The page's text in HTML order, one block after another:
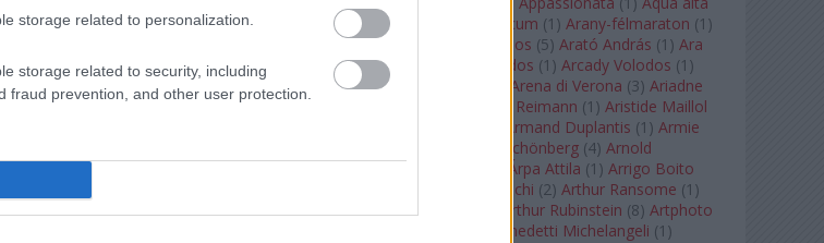
storage related to personalization.
storage related to security, including
fraud prevention, and other user protection.
Aquileia Aquincum (1 ) Arany-félmaraton (1 )
Aranytíz
Arany János (5) Arató András (1 ) Ara
Pacis
Arcadi Volodos (1 ) Arcady Volodos (1 )
Arcangelo Corelli
Arena di Verona (3) Ariadne
Aribert Reimann (1 ) Aristide Maillol
Armand Duplantis (1 ) Armie
Arnold Schönberg (4) Arnold
Schwarzenegger
Árpa Attila (1 ) Arrigo Boito
Artemisia Gentileschi (2) Arthur Ransome (1 )
Arthur Rimbaud
Arthur Rubinstein (8) Artphoto
Arturo Benedetti Michelangeli (1 )